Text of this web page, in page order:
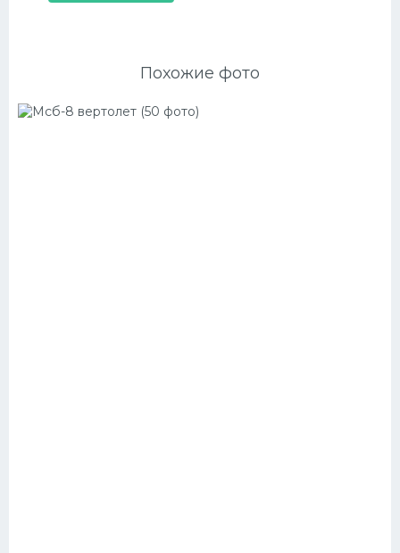
Похожие фото